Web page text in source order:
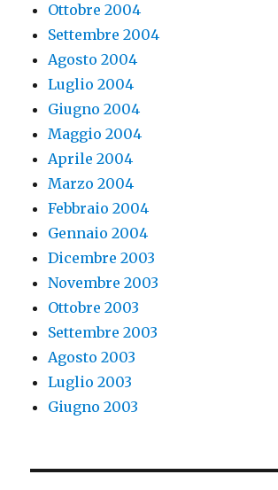
Ottobre 2004
Settembre 2004
Agosto 2004
Luglio 2004
Giugno 2004
Maggio 2004
Aprile 2004
Marzo 2004
Febbraio 2004
Gennaio 2004
Dicembre 2003
Novembre 2003
Ottobre 2003
Settembre 2003
Agosto 2003
Luglio 2003
Giugno 2003